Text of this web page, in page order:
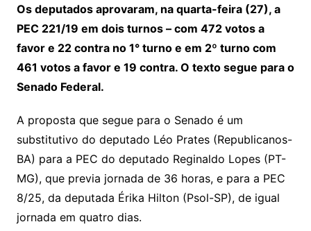
Os deputados aprovaram, na quarta-feira (27), a
PEC 221/19 em dois turnos – com 472 votos a
favor e 22 contra no 1° turno e em 2º turno com
461 votos a favor e 19 contra. O texto segue para o
Senado Federal.
A proposta que segue para o Senado é um
substitutivo do deputado Léo Prates (Republicanos-
BA) para a PEC do deputado Reginaldo Lopes (PT-
MG), que previa jornada de 36 horas, e para a PEC
8/25, da deputada Érika Hilton (Psol-SP), de igual
jornada em quatro dias.